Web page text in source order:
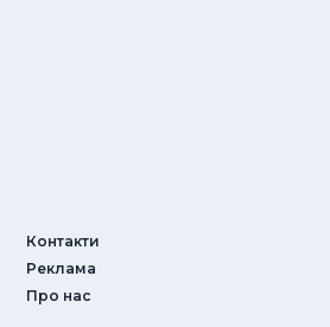
Контакти
Реклама
Про нас